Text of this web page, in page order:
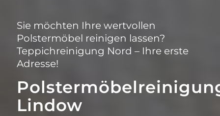
Sie möchten Ihre wertvollen
Polstermöbel reinigen lassen?
Teppichreinigung Nord – Ihre erste
Adresse!
Lindow